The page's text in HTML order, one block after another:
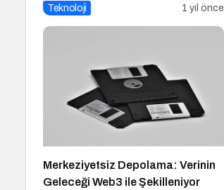
Teknoloji 1 yıl önce
Merkeziyetsiz Depolama: Verinin
Geleceği Web3 ile Şekilleniyor